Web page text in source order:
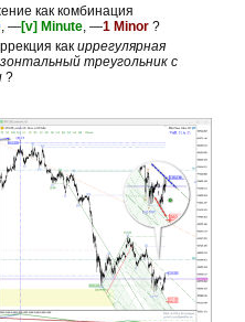
как комбинация
, —[v] Minute, —1 Minor ?
как иррегулярная
треугольник с
?